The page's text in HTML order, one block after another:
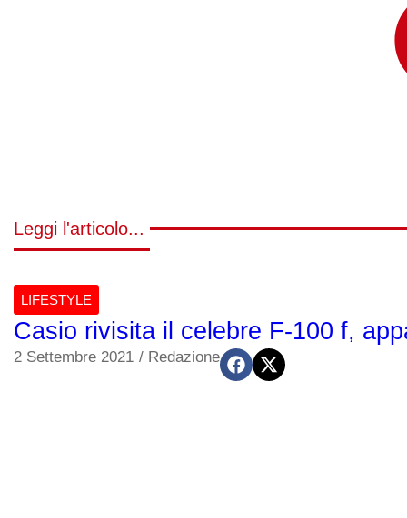
Leggi l'articolo...
LIFESTYLE
Casio rivisita il celebre F-100 f,
2 Settembre 2021 / Redazione